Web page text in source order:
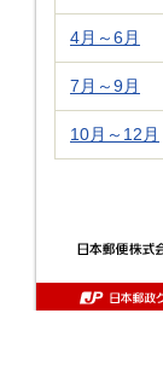
4月～6月
7月～9月
10月～12月